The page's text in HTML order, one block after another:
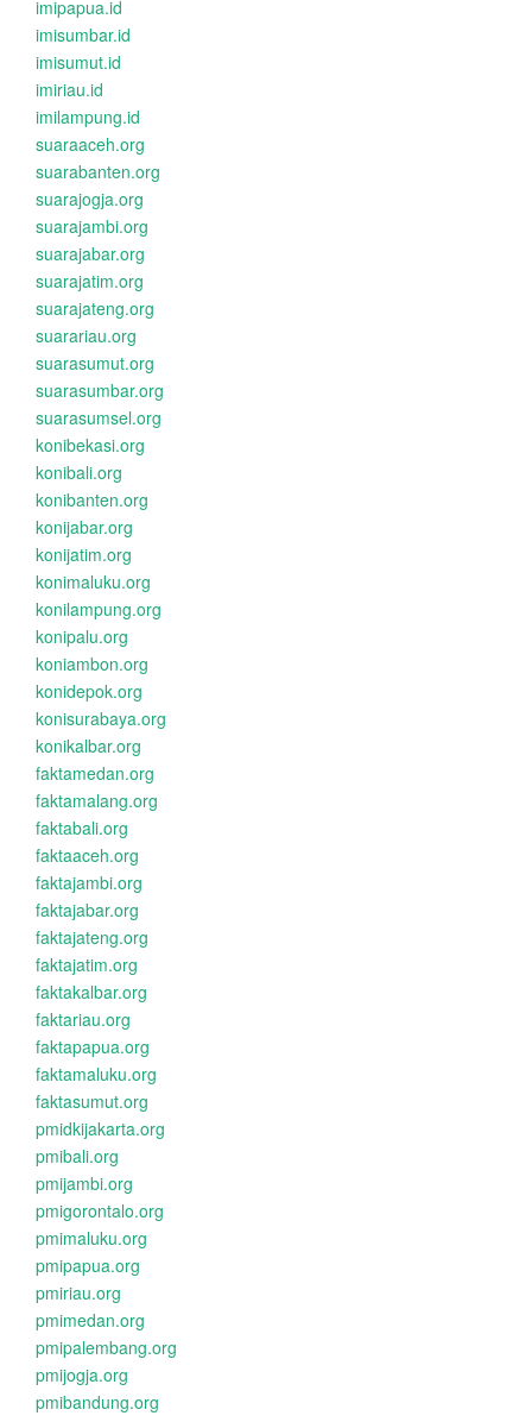
imipapua.id
imisumbar.id
imisumut.id
imiriau.id
imilampung.id
suaraaceh.org
suarabanten.org
suarajogja.org
suarajambi.org
suarajabar.org
suarajatim.org
suarajateng.org
suarariau.org
suarasumut.org
suarasumbar.org
suarasumsel.org
konibekasi.org
konibali.org
konibanten.org
konijabar.org
konijatim.org
konimaluku.org
konilampung.org
konipalu.org
koniambon.org
konidepok.org
konisurabaya.org
konikalbar.org
faktamedan.org
faktamalang.org
faktabali.org
faktaaceh.org
faktajambi.org
faktajabar.org
faktajateng.org
faktajatim.org
faktakalbar.org
faktariau.org
faktapapua.org
faktamaluku.org
faktasumut.org
pmidkijakarta.org
pmibali.org
pmijambi.org
pmigorontalo.org
pmimaluku.org
pmipapua.org
pmiriau.org
pmimedan.org
pmipalembang.org
pmijogja.org
pmibandung.org